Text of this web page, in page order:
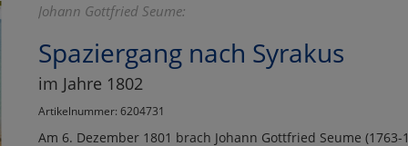
Johann Gottfried Seume:
Spaziergang nach Syrakus
im Jahre 1802
Artikelnummer: 6204731
Am 6. Dezember 1801 brach Johann Gottfried Seume